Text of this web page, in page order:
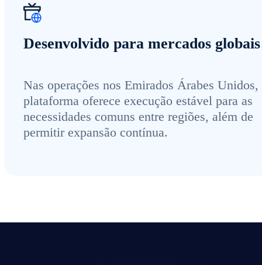
Desenvolvido para mercados globais
Nas operações nos Emirados Árabes Unidos,
plataforma oferece execução estável para as
necessidades comuns entre regiões, além de
permitir expansão contínua.